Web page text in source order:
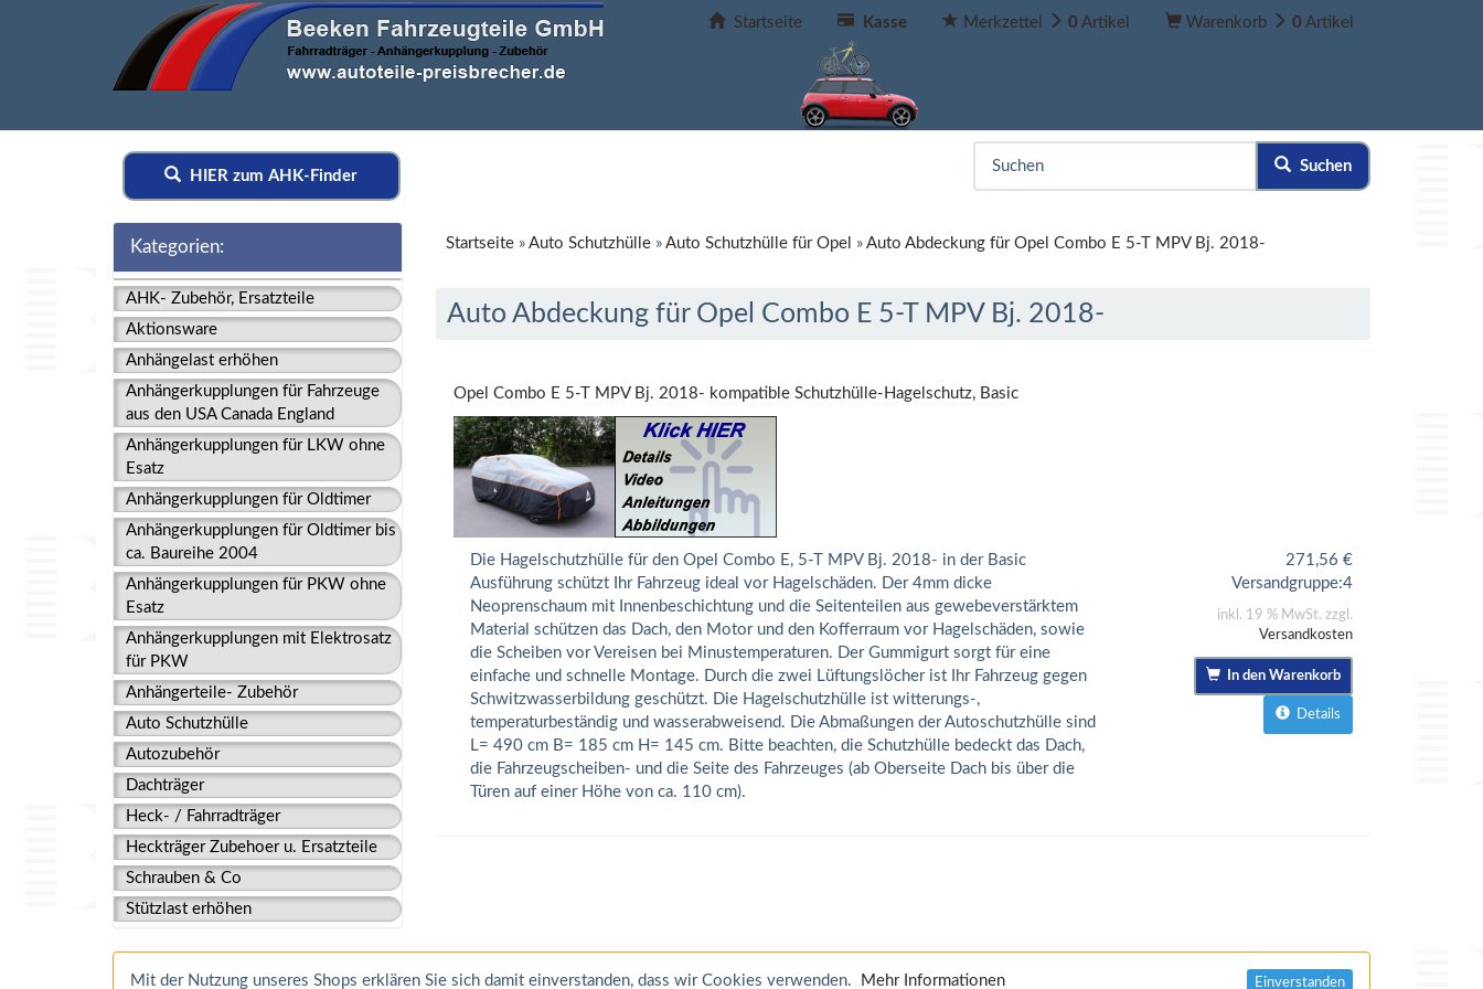
Startseite Kasse Merkzettel 0 Artikel Warenkorb 0 Artikel
Suchen
HIER zum AHK-Finder
Kategorien:
AHK- Zubehör, Ersatzteile
Aktionsware
Anhängelast erhöhen
Anhängerkupplungen für Fahrzeuge
aus den USA Canada England
Anhängerkupplungen für LKW ohne
Esatz
Anhängerkupplungen für Oldtimer
Anhängerkupplungen für Oldtimer bis
ca. Baureihe 2004
Anhängerkupplungen für PKW ohne
Esatz
Anhängerkupplungen mit Elektrosatz
für PKW
Anhängerteile- Zubehör
Auto Schutzhülle
Autozubehör
Dachträger
Heck- / Fahrradträger
Heckträger Zubehoer u. Ersatzteile
Schrauben & Co
Stützlast erhöhen
Startseite» Auto Schutzhülle» Auto Schutzhülle für Opel » Auto Abdeckung für Opel Combo E 5-T MPV Bj. 2018-
Auto Abdeckung für Opel Combo E 5-T MPV Bj. 2018-
Opel Combo E 5-T MPV Bj. 2018- kompatible Schutzhülle-Hagelschutz, Basic
Die Hagelschutzhülle für den Opel Combo E, 5-T MPV Bj. 2018- in der Basic
Ausführung schützt Ihr Fahrzeug ideal vor Hagelschäden. Der 4mm dicke
Neoprenschaum mit Innenbeschichtung und die Seitenteilen aus gewebeverstärktem
Material schützen das Dach, den Motor und den Kofferraum vor Hagelschäden, sowie
die Scheiben vor Vereisen bei Minustemperaturen. Der Gummigurt sorgt für eine
einfache und schnelle Montage. Durch die zwei Lüftungslöcher ist Ihr Fahrzeug gegen
Schwitzwasserbildung geschützt. Die Hagelschutzhülle ist witterungs-,
temperaturbeständig und wasserabweisend. Die Abmaßungen der Autoschutzhülle sind
L= 490 cm B= 185 cm H= 145 cm. Bitte beachten, die Schutzhülle bedeckt das Dach,
die Fahrzeugscheiben- und die Seite des Fahrzeuges (ab Oberseite Dach bis über die
Türen auf einer Höhe von ca. 110 cm).
271,56 €
Versandgruppe:4
inkl. 19 % MwSt. zzgl.
Versandkosten
In den Warenkorb
Details
Mit der Nutzung unseres Shops erklären Sie sich damit einverstanden, dass wir Cookies verwenden. Mehr Informationen Einverstanden